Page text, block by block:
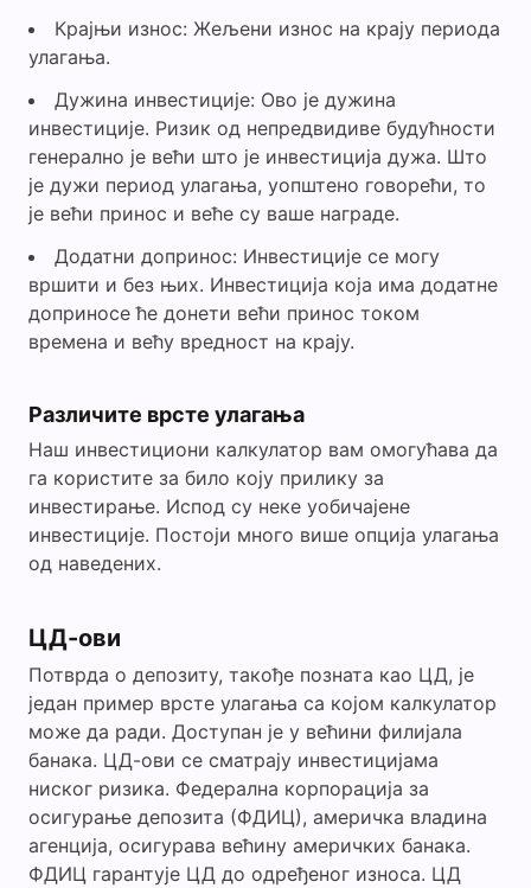
Крајњи износ: Жељени износ на крају периода
улагања.
Дужина инвестиције: Ово је дужина
инвестиције. Ризик од непредвидиве будућности
генерално је већи што је инвестиција дужа. Што
је дужи период улагања, уопштено говорећи, то
је већи принос и веће су ваше награде.
Додатни допринос: Инвестиције се могу
вршити и без њих. Инвестиција која има додатне
доприносе ће донети већи принос током
времена и већу вредност на крају.
Различите врсте улагања
Наш инвестициони калкулатор вам омогућава да
га користите за било коју прилику за
инвестирање. Испод су неке уобичајене
инвестиције. Постоји много више опција улагања
од наведених.
ЦД-ови
Потврда о депозиту, такође позната као ЦД, је
један пример врсте улагања са којом калкулатор
може да ради. Доступан је у већини филијала
банака. ЦД-ови се сматрају инвестицијама
ниског ризика. Федерална корпорација за
осигурање депозита (ФДИЦ), америчка владина
агенција, осигурава већину америчких банака.
ФДИЦ гарантује ЦД до одређеног износа. ЦД